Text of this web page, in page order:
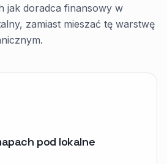
jak doradca finansowy w
zamiast mieszać tę warstwę
pod lokalne